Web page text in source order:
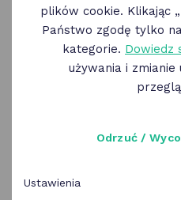
plików cookie. Klikając
Państwo zgodę tylko
kategorie. Dowiedz
używania i
Odrzuć /
Ustawienia